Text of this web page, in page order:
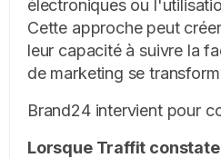
électroniques ou
Cette approche peut
leur capacité à suivre la
de marketing se
Brand24 intervient pour
Lorsque Traffit